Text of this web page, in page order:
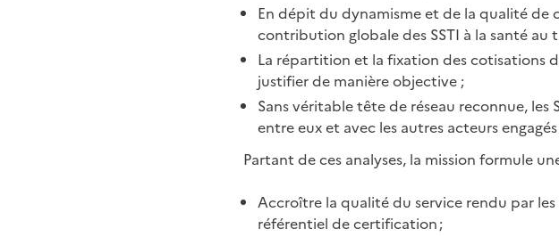
En dépit du dynamisme et de la qualité de
contribution globale des SSTI à la santé au
La répartition et la fixation des cotisations
justifier de manière objective ;
Sans véritable tête de réseau reconnue,
entre eux et avec les autres acteurs
Partant de ces analyses, la mission formule
Accroître la qualité du service rendu par
référentiel de certification ;